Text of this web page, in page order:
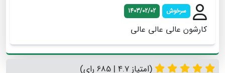
سرخوش 1403/02/02
کارشون عالی عالی عالی
(امتیاز 4.7 | 685 رای)